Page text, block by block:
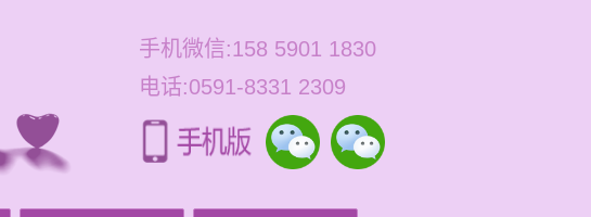
手机微信:158 5901 1830
电话:0591-8331 2309